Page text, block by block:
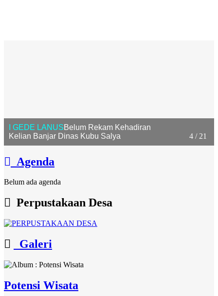
4 / 21
I GEDE LANUSBelum Rekam Kehadiran
Kelian Banjar Dinas Kubu Salya
Agenda
Belum ada agenda
Perpustakaan Desa
Galeri
Potensi Wisata